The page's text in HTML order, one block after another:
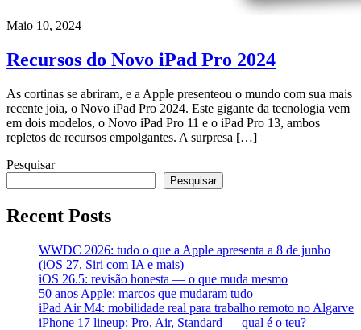
Maio 10, 2024
Recursos do Novo iPad Pro 2024
As cortinas se abriram, e a Apple presenteou o mundo com sua mais
recente joia, o Novo iPad Pro 2024. Este gigante da tecnologia vem
em dois modelos, o Novo iPad Pro 11 e o iPad Pro 13, ambos
repletos de recursos empolgantes. A surpresa […]
Pesquisar
Pesquisar
Recent Posts
WWDC 2026: tudo o que a Apple apresenta a 8 de junho
(iOS 27, Siri com IA e mais)
iOS 26.5: revisão honesta — o que muda mesmo
50 anos Apple: marcos que mudaram tudo
iPad Air M4: mobilidade real para trabalho remoto no Algarve
iPhone 17 lineup: Pro, Air, Standard — qual é o teu?